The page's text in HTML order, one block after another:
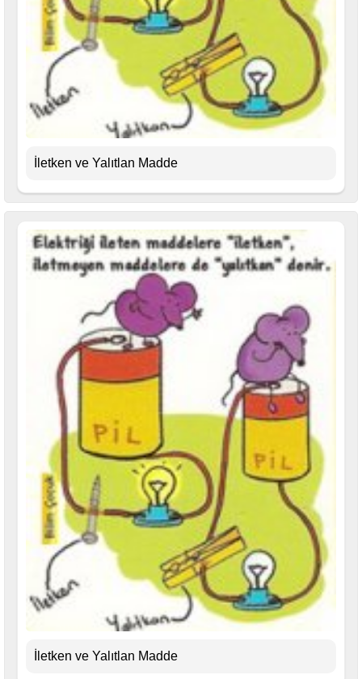
İletken ve Yalıtlan Madde
İletken ve Yalıtlan Madde